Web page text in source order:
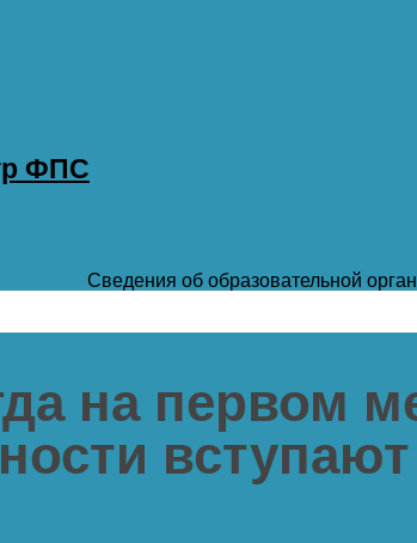
ФПС
Сведения об образовательной
на первом